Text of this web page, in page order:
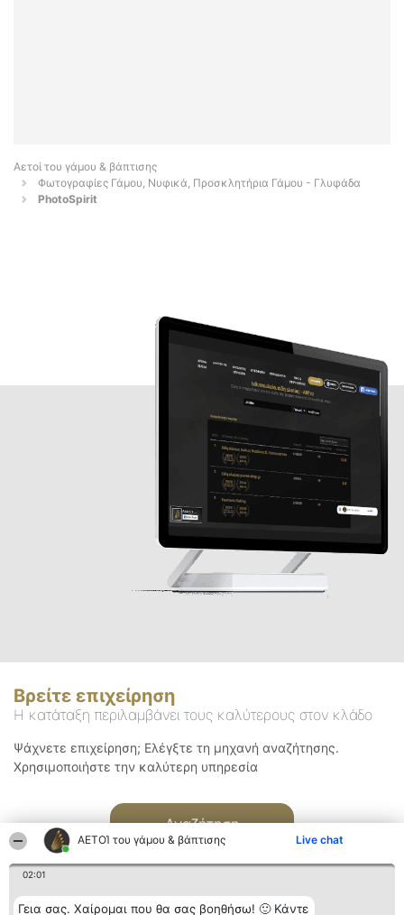
ΑΕΤΟΊ του γάμου & βάπτισης Live chat
02:01
Γεια σας. Χαίρομαι που θα σας βοηθήσω! 🙂 Κάντε
Αετοί του γάμου & βάπτισης
Φωτογραφίες Γάμου, Νυφικά, Προσκλητήρια Γάμου - Γλυφάδα
PhotoSpirit
Βρείτε επιχείρηση
Η κατάταξη περιλαμβάνει τους καλύτερους στον κλάδο
Ψάχνετε επιχείρηση; Ελέγξτε τη μηχανή αναζήτησης.
Χρησιμοποιήστε την καλύτερη υπηρεσία
Αναζήτηση